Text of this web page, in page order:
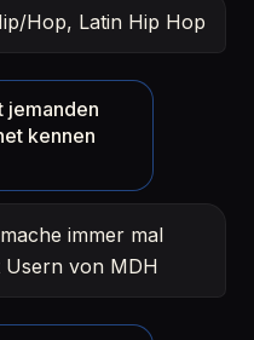
Hop, Latin Hip Hop
jemanden
kennen
immer mal
Usern von MDH